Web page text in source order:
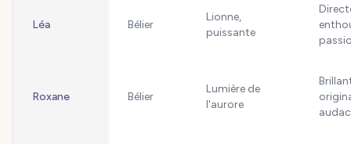
Léa Bélier
Lionne,
puissante
Roxane Bélier
Lumière de
l'aurore